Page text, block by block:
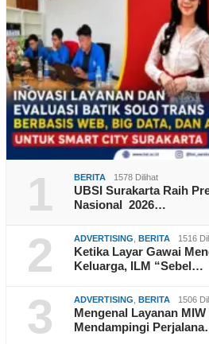
1 BERITA 1578 Dilihat
UBSI Surakarta Raih
Nasional 2026…
2 ADVERTISING BERITA 1516
Ketika Layar Gawai
Keluarga, ILM “Sebel…
3 ADVERTISING BERITA 1506
Mengenal Layanan
Mendampingi